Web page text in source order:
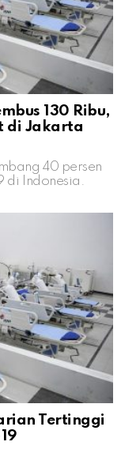
130 Ribu,
di Jakarta
40 persen
di Indonesia.
Tertinggi